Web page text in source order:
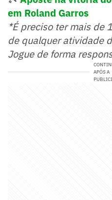
em Roland Garros
*É preciso ter mais de
de qualquer atividade
Jogue de forma
APÓS A